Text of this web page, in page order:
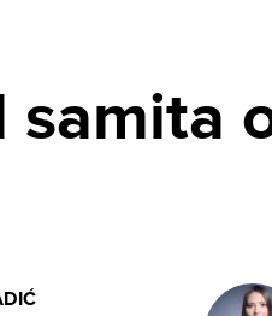
samita